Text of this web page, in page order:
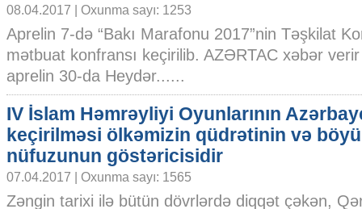
08.04.2017 | Oxunma sayı: 1253
Aprelin 7-də “Bakı Marafonu 2017”nin Təşkilat
mətbuat konfransı keçirilib. AZƏRTAC xəbər
aprelin 30-da Heydər......
IV İslam Həmrəyliyi Oyunlarının
keçirilməsi ölkəmizin qüdrətinin və
nüfuzunun göstəricisidir
07.04.2017 | Oxunma sayı: 1565
Zəngin tarixi ilə bütün dövrlərdə diqqət çəkən,